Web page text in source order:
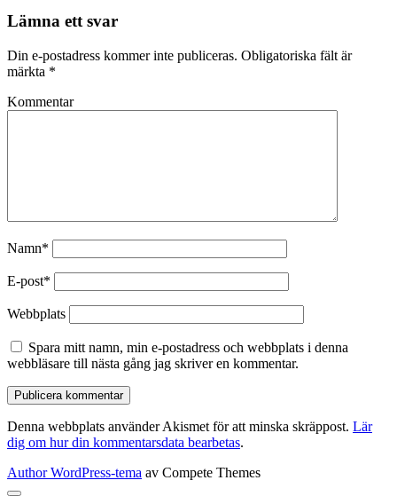
Lämna ett svar
Din e-postadress kommer inte publiceras. Obligatoriska fält är
märkta *
Kommentar
Namn*
E-post*
Webbplats
Spara mitt namn, min e-postadress och webbplats i denna
webbläsare till nästa gång jag skriver en kommentar.
Denna webbplats använder Akismet för att minska skräppost. Lär
dig om hur din kommentarsdata bearbetas.
Author WordPress-tema av Compete Themes